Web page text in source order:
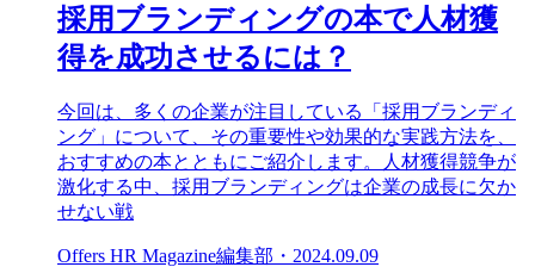
採用ブランディングの本で人材獲
得を成功させるには？
今回は、多くの企業が注目している「採用ブランディ
ング」について、その重要性や効果的な実践方法を、
おすすめの本とともにご紹介します。人材獲得競争が
激化する中、採用ブランディングは企業の成長に欠か
せない戦
Offers HR Magazine編集部 ・ 2024.09.09